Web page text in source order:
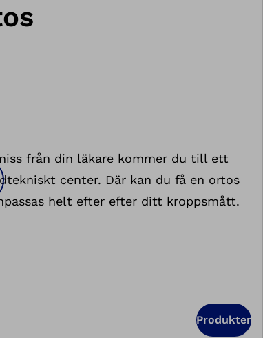
från din läkare kommer du till ett
center. Där kan du få en ortos
helt efter efter ditt kroppsmått.
Produkter